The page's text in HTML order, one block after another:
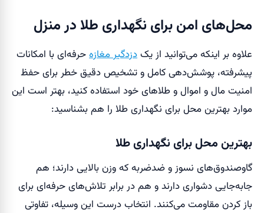
محل‌های امن برای نگهداری طلا در منزل
علاوه بر اینکه می‌توانید از یکدزدگیر مغازهحرفه‌ای با امکانات
پیشرفته، پوشش‌دهی کامل و تشخیص دقیق خطر برای حفظ
امنیت مال و اموال و طلاهای خود استفاده کنید، بهتر است این
موارد بهترین محل برای نگهداری طلا را هم بشناسید:
بهترین محل برای نگهداری طلا
گاوصندوق‌های نسوز و ضدضربه که وزن بالایی دارند؛ هم
جابه‌جایی دشواری دارند و هم در برابر تلاش‌های حرفه‌ای برای
باز کردن مقاومت می‌کنند. انتخاب درست این وسیله، تفاوتی